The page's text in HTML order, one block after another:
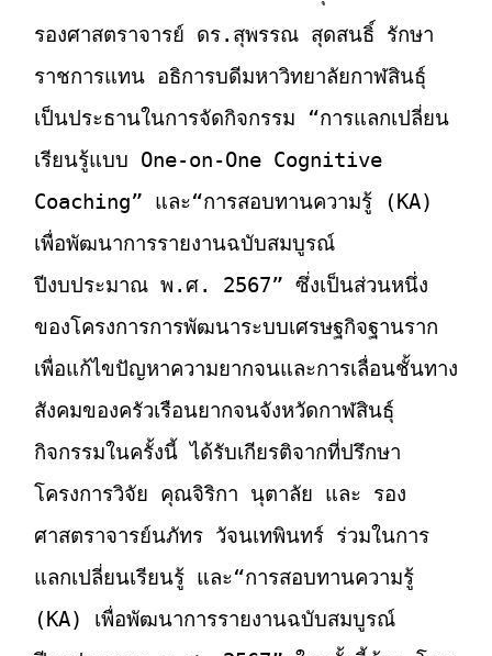
รองศาสตราจารย์ ดร.สุพรรณ สุดสนธิ์ รักษา
ราชการแทน อธิการบดีมหาวิทยาลัยกาฬสินธุ์
เป็นประธานในการจัดกิจกรรม “การแลกเปลี่ยน
เรียนรู้แบบ One-on-One Cognitive
Coaching” และ“การสอบทานความรู้ (KA)
เพื่อพัฒนาการรายงานฉบับสมบูรณ์
ปีงบประมาณ พ.ศ. 2567” ซึ่งเป็นส่วนหนึ่ง
ของโครงการการพัฒนาระบบเศรษฐกิจฐานราก
เพื่อแก้ไขปัญหาความยากจนและการเลื่อนชั้นทาง
สังคมของครัวเรือนยากจนจังหวัดกาฬสินธุ์
กิจกรรมในครั้งนี้ ได้รับเกียรติจากที่ปรึกษา
โครงการวิจัย คุณจิริกา นุตาลัย และ รอง
ศาสตราจารย์นภัทร วัจนเทพินทร์ ร่วมในการ
แลกเปลี่ยนเรียนรู้ และ“การสอบทานความรู้
(KA) เพื่อพัฒนาการรายงานฉบับสมบูรณ์